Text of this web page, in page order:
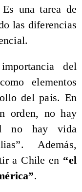
una tarea de
las diferencias
del
elementos
del país. En
orden, no hay
no hay vida
Además,
a Chile en “el
.